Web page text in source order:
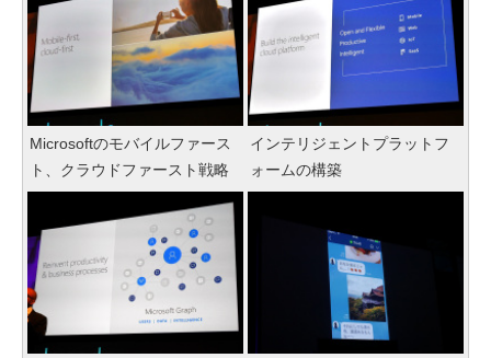
Microsoftのモバイルファース
ト、クラウドファースト戦略
インテリジェントプラットフ
ォームの構築